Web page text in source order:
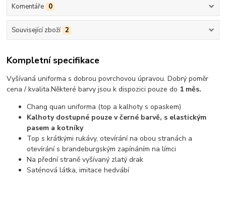
Komentáře 0
Související zboží 2
Kompletní specifikace
Vyšívaná uniforma s dobrou povrchovou úpravou. Dobrý poměr
cena / kvalita.Některé barvy jsou k dispozici pouze do 1 měs.
Chang quan uniforma (top a kalhoty s opaskem)
Kalhoty dostupné pouze v černé barvě, s elastickým
pasem a kotníky
Top s krátkými rukávy, otevírání na obou stranách a
otevírání s brandeburgským zapínáním na límci
Na přední straně vyšívaný zlatý drak
Saténová látka, imitace hedvábí